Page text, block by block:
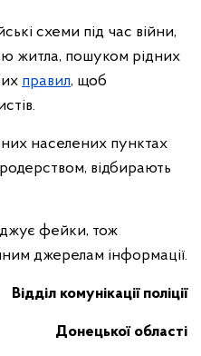
схеми під час війни,
житла, пошуком рідних
правил, щоб
населених пунктах
відбирають
фейки, тож
джерелам інформації.
Відділ комунікації поліції
Донецької області